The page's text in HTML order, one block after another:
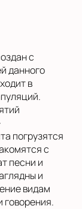
с
данного
в
погрузятся
с
песни и
и
видам
говорения.